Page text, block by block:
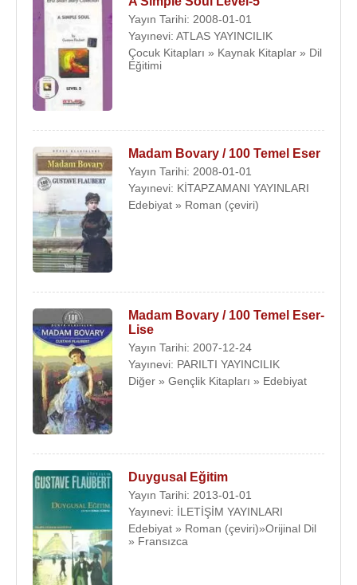
Yayın Tarihi: 2008-01-01
Yayınevi: ATLAS YAYINCILIK
Çocuk Kitapları » Kaynak Kitaplar » Dil
Eğitimi
Madam Bovary / 100 Temel Eser
Yayın Tarihi: 2008-01-01
Yayınevi: KİTAPZAMANI YAYINLARI
Edebiyat » Roman (çeviri)
Madam Bovary / 100 Temel Eser-
Lise
Yayın Tarihi: 2007-12-24
Yayınevi: PARILTI YAYINCILIK
Diğer » Gençlik Kitapları » Edebiyat
Duygusal Eğitim
Yayın Tarihi: 2013-01-01
Yayınevi: İLETİŞİM YAYINLARI
Edebiyat » Roman (çeviri)»Orijinal Dil
» Fransızca